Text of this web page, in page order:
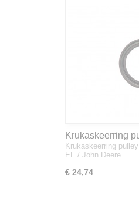
Krukaskeerring
YT / YM / EF /
01800
Krukaskeerring
EF / John Deere…
€ 24,74